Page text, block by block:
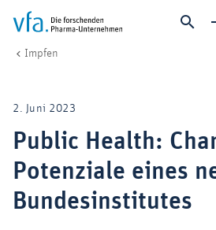
Forschung & Entwicklung
Gesundheit & Versorgung
Wirtschaft & Standort
Digitalisierung & KI
Verband & Mitglieder
Impfen
2. Juni 2023
Public Health:
Potenziale eines
Bundesinstitutes